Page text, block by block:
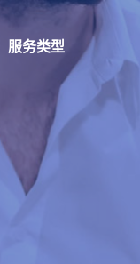
服务类型